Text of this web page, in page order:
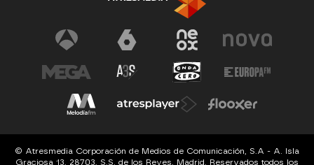
© Atresmedia Corporación de Medios de Comunicación, S.A - A. Isla
Graciosa 13, 28703, S.S. de los Reyes, Madrid. Reservados todos los